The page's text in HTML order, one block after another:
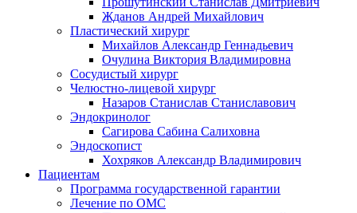
Жданов Андрей Михайлович
Пластический хирург
Михайлов Александр Геннадьевич
Очулина Виктория Владимировна
Сосудистый хирург
Челюстно-лицевой хирург
Назаров Станислав Станиславович
Эндокринолог
Сагирова Сабина Салиховна
Эндоскопист
Хохряков Александр Владимирович
Пациентам
Программа государственной гарантии
Лечение по ОМС